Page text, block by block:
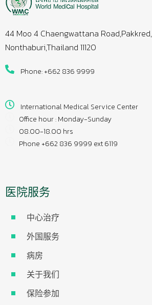
44 Moo 4 Chaengwattana Road,Pakkred,
Nonthaburi,Thailand 11120
Phone: +662 836 9999
International Medical Service Center
Office hour : Monday-Sunday
08.00-18.00 hrs
Phone +662 836 9999 ext 6119
医院服务
中心治疗
外国服务
病房
关于我们
保险参加